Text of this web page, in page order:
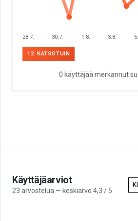
28.7. 30.7. 1.8. 3.8.
12. KATSOTUIN
0 käyttäjää merkannut
Käyttäjäarviot
23 arvostelua — keskiarvo 4,3 / 5